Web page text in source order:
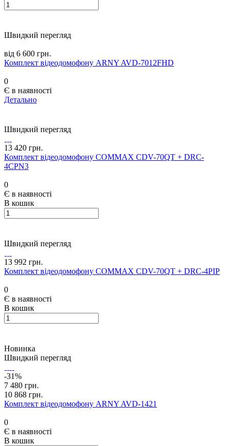
Швидкий перегляд
від 6 600 грн.
Комплект відеодомофону ARNY AVD-7012FHD
0
Є в наявності
Детально
Швидкий перегляд
13 420 грн.
Комплект відеодомофону COMMAX CDV-70QT + DRC-
4CPN3
0
Є в наявності
В кошик
Швидкий перегляд
13 992 грн.
Комплект відеодомофону COMMAX CDV-70QT + DRC-4PIP
0
Є в наявності
В кошик
Новинка
Швидкий перегляд
-31%
7 480 грн.
10 868 грн.
Комплект відеодомофону ARNY AVD-1421
0
Є в наявності
В кошик